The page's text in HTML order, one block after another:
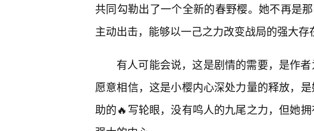
共同勾勒出了一个全新的春野樱。她不再是
主动出击，能够以一己之力改变战局的强大存
有人可能会说，这是剧情的需要，是作
愿意相信，这是小樱内心深处力量的释放，
助的🔥写轮眼，没有鸣人的九尾之力，但她